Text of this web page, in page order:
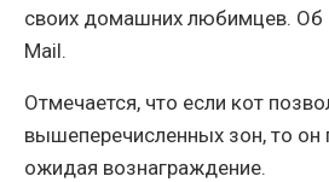
своих домашних любимцев. Об
Mail.
Отмечается, что если кот
вышеперечисленных зон, то он
ожидая вознаграждение.